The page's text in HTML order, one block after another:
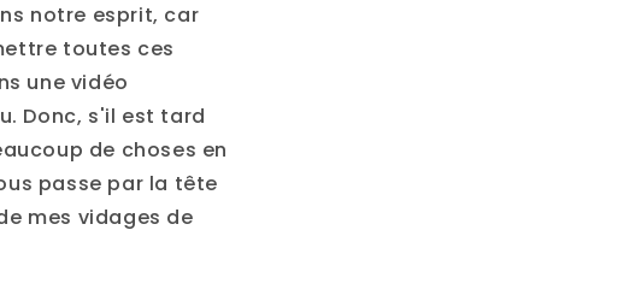
notre esprit, car
toutes ces
une vidéo
Donc, s'il est tard
de choses en
passe par la tête
mes vidages de